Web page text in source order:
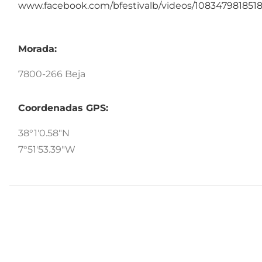
www.facebook.com/bfestivalb/videos/
Morada:
7800-266 Beja
Coordenadas GPS:
38°1'0.58"N
7°51'53.39"W